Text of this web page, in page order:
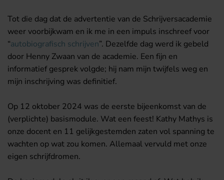
Tot die dag dat de advertentie van de Schrijversacademie
weer voorbijkwam en ik me in een impuls inschreef voor
“autobiografisch schrijven”. Dezelfde dag werd ik gebeld
door Henny Zwaan van de academie. Een fijn en
informatief gesprek volgde; hij nam mijn twijfels weg en
mijn inschrijving was definitief.
Op 12 oktober 2024 was de eerste bijeenkomst van de
(verplichte) basismodule. Wat een feest! Kathy Mathys is
onze docent en 11 gelijkgestemden zaten vol spanning te
wachten op wat zou komen. Allemaal vervuld met onze
eigen schrijfdromen.